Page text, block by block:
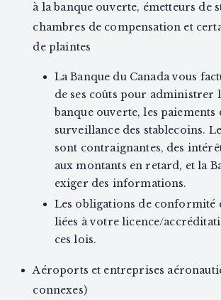
à la banque ouverte, émetteurs de
chambres de compensation et
de plaintes
La Banque du Canada vous
de ses coûts pour administrer
banque ouverte, les paiements
surveillance des stablecoins.
sont contraignantes, des
aux montants en retard, et la
exiger des informations.
Les obligations de conformité
liées à votre licence/
ces lois.
Aéroports et entreprises
connexes)